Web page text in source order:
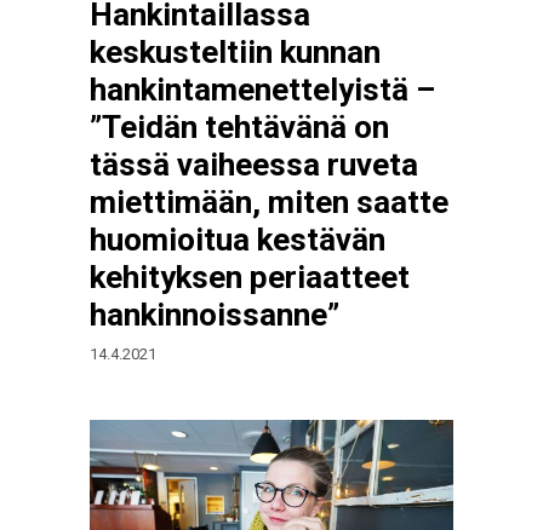
Hankintaillassa
keskusteltiin kunnan
hankintamenettelyistä –
”Teidän tehtävänä on
tässä vaiheessa ruveta
miettimään, miten saatte
huomioitua kestävän
kehityksen periaatteet
hankinnoissanne”
14.4.2021